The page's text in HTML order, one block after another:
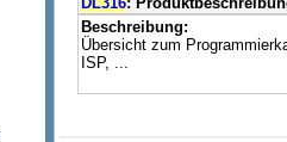
Beschreibung:
Übersicht zum
ISP, ...